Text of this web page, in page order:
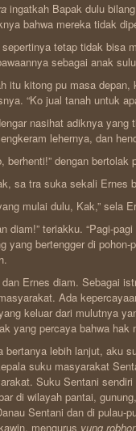
ingatkah Bapak dulu
bahwa mereka tidak
tetap tidak bisa
sebagai anak
itu kitong pu masa
“Ko jual tanah untuk
nasihat adiknya yang
lehernya, dan
berhenti!” dengan
sa tra suka sekali Ernes
mulai dulu, Kak,” sela
diam!” teriakku. “Pagi-
yang bertengger di
Ernes diam. Sebagai
Ada
keluar dari mulutnya
yang percaya bahwa
bertanya lebih lanjut, aku
suku masyarakat
Suku Sentani
di wilayah pantai,
Sentani dan di pulau-
mengurus yung